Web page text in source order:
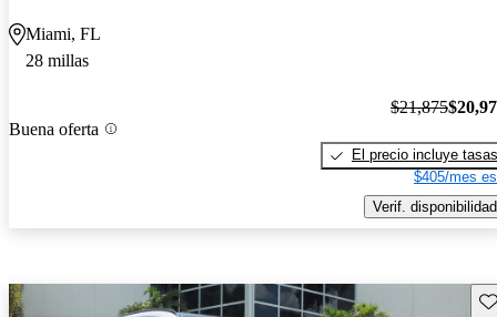
Miami, FL
28 millas
Buena oferta
$21,875
El precio incluye tasas
$405/mes
Verif. disponibilidad